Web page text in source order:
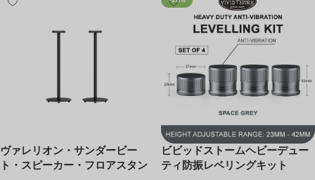
ヴァレリオン・サンダービー
ト・スピーカー・フロアスタン
ビビッドストームヘビーデュー
ティ防振レベリングキット